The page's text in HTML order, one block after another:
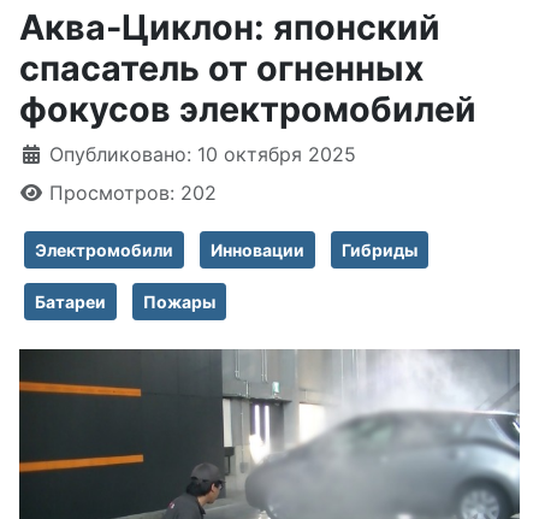
Аква-Циклон: японский
спасатель от огненных
фокусов электромобилей
Информация о материале
Опубликовано: 10 октября 2025
Просмотров: 202
Электромобили Инновации Гибриды
Батареи Пожары